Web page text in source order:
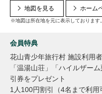
地図を見る
※地図は所在地を元に表示しております。
ホーム
会員特典
花山青少年旅行村 施設利用
「温湯山荘」「ハイルザー
引券をプレゼント
1人100円割引（4名まで利用